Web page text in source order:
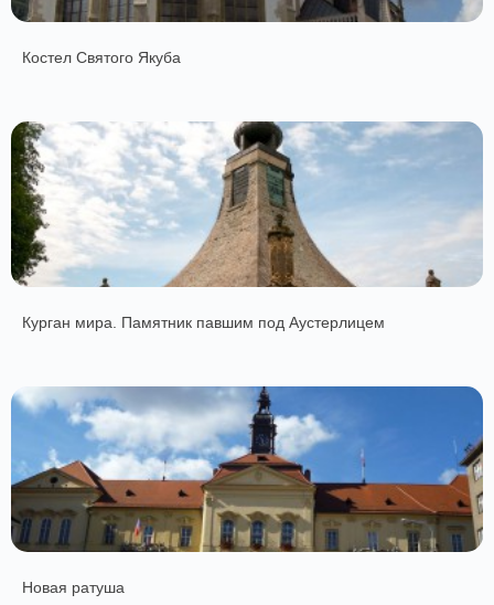
Костел Святого Якуба
Курган мира. Памятник павшим под Аустерлицем
Новая ратуша